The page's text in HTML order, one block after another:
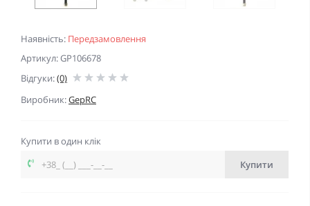
Наявність: Передзамовлення
Артикул: GP106678
Відгуки:(0)
Виробник:GepRC
Купити в один клік
Купити